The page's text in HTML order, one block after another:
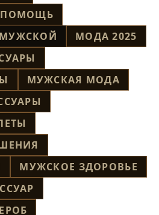
ПОМОЩЬ
МОДА 2025
МУЖСКАЯ МОДА
МУЖСКОЕ ЗДОРОВЬЕ